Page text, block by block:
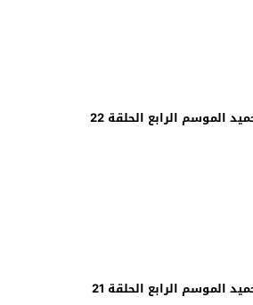
الموسم الرابع الحلقة 22
الموسم الرابع الحلقة 21